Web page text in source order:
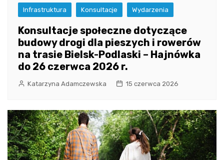
Infrastruktura Konsultacje Wydarzenia
Konsultacje społeczne dotyczące
budowy drogi dla pieszych i rowerów
na trasie Bielsk-Podlaski – Hajnówka
do 26 czerwca 2026 r.
Katarzyna Adamczewska 15 czerwca 2026